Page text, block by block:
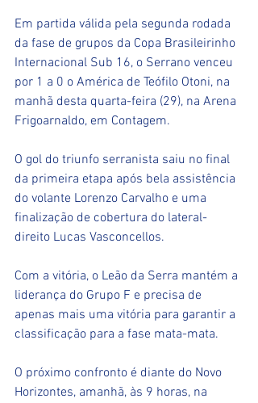
Em partida válida pela segunda rodada
da fase de grupos da Copa Brasileirinho
Internacional Sub 16, o Serrano venceu
por 1 a 0 o América de Teófilo Otoni, na
manhã desta quarta-feira (29), na Arena
Frigoarnaldo, em Contagem.
O gol do triunfo serranista saiu no final
da primeira etapa após bela assistência
do volante Lorenzo Carvalho e uma
finalização de cobertura do lateral-
direito Lucas Vasconcellos.
Com a vitória, o Leão da Serra mantém a
liderança do Grupo F e precisa de
apenas mais uma vitória para garantir a
classificação para a fase mata-mata.
O próximo confronto é diante do Novo
Horizontes, amanhã, às 9 horas, na